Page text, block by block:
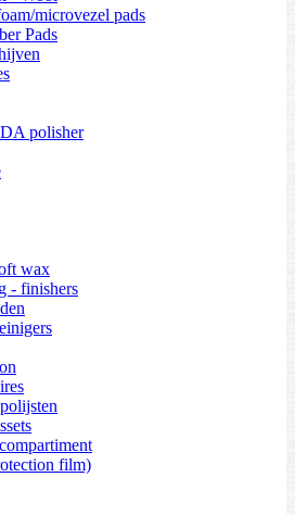
microvezel pads
Pads
polisher
wax
- finishers
film)